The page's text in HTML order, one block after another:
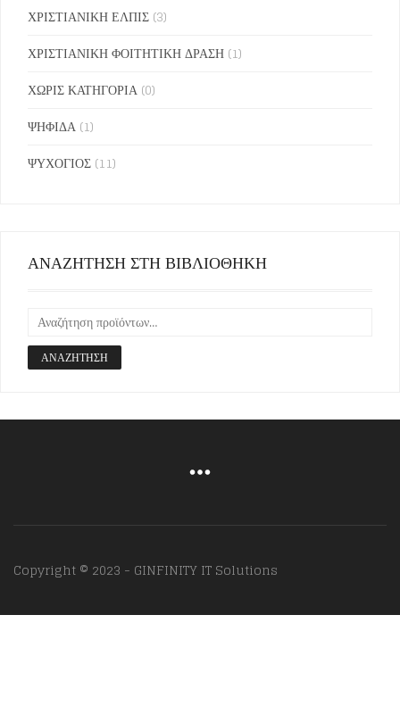
ΧΡΙΣΤΙΑΝΙΚΗ ΕΛΠΙΣ (3)
ΧΡΙΣΤΙΑΝΙΚΗ ΦΟΙΤΗΤΙΚΗ ΔΡΑΣΗ (1)
ΧΩΡΙΣ ΚΑΤΗΓΟΡΙΑ (0)
ΨΗΦΙΔΑ (1)
ΨΥΧΟΓΙΟΣ (11)
ΑΝΑΖΗΤΗΣΗ ΣΤΗ ΒΙΒΛΙΟΘΗΚΗ
ΑΝΑΖΉΤΗΣΗ
Copyright © 2023 - GINFINITY IT Solutions